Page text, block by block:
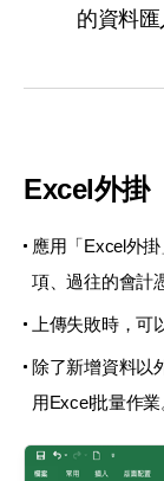
的資料匯
Excel外掛
應用「Excel外
項、過往的會計
上傳失敗時，可
除了新增資料以
用Excel批量作業